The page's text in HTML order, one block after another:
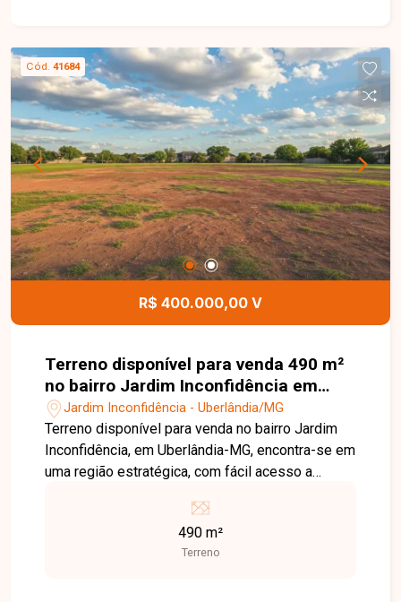
para desenvolvimento de projetos residenciais
ou comerciais. Sua localização privilegiada e a
ótima infraestrutura da região tornam o imóvel
uma excelente opção para construtores e
investidores que buscam valorização e
praticidade em uma das áreas mais promissoras
de Uberlândia. Uma excelente oportunidade para
investir ou construir em uma localização
estratégica da cidade. Entre em contato para
mais informações e agende uma visita para
conhecer todos os detalhes deste terreno.
Disponibilidade e valores sujeitos a alteração.
Imagem ilustrativa.
Cód. 41684
R$ 400.000,00 V
Terreno disponível para venda 490 m²
no bairro Jardim Inconfidência em
Uberlândia-MG
Jardim Inconfidência - Uberlândia/MG
Terreno disponível para venda no bairro Jardim
Inconfidência, em Uberlândia-MG, encontra-se em
uma região estratégica, com fácil acesso a
infraestrutura completa, incluindo escolas,
comércios, serviços de saúde e opções de lazer,
proporcionando praticidade e conforto aos
490 m²
Terreno